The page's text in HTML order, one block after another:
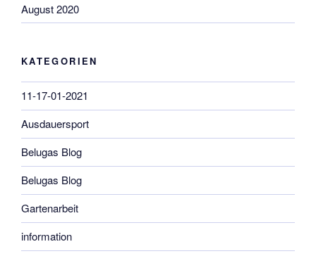
August 2020
KATEGORIEN
11-17-01-2021
Ausdauersport
Belugas Blog
Belugas Blog
Gartenarbeit
information